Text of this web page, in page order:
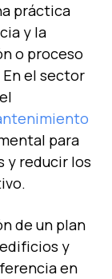
práctica
y la
o proceso
el sector
para
y reducir los
de un plan
y
en